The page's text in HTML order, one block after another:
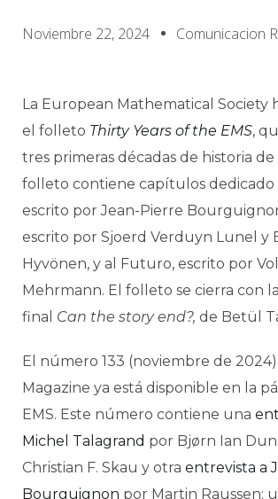
Noviembre 22, 2024 Comunicacion
La European Mathematical Society
el folleto Thirty Years of the EMS,
tres primeras décadas de historia de
folleto contiene capítulos dedicado
escrito por Jean-Pierre
escrito por Sjoerd Verduyn Lunel y
Hyvönen, y al Futuro, escrito por
Mehrmann. El folleto se cierra con
final Can the story end?, de Betül
El número 133 (noviembre de
Magazine ya está disponible en la
EMS. Este número contiene una
Michel Talagrand por Bjørn Ian
Christian F. Skau y otra entrevista a
Bourguignon por Martin Raussen;